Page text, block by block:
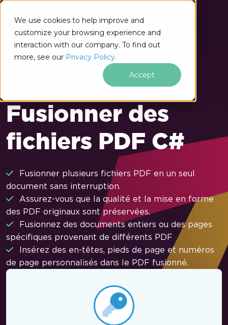
We use cookies to help improve and
customize your browsing experience and
interaction with our company. To find out
more, see our Privacy Policy.
Accept
Passer au contenu du pied de page
Fusionner des
fichiers PDF C#
Fusionner plusieurs fichiers PDF en un seul
document sans interruption.
Assurez-vous que la qualité et la mise en forme
des PDF originaux sont préservées.
Fusionnez des documents entiers ou des pages
spécifiques provenant de différents PDF
Insérez des en-têtes, pieds de page et numéros
de page personnalisés dans le PDF fusionné.